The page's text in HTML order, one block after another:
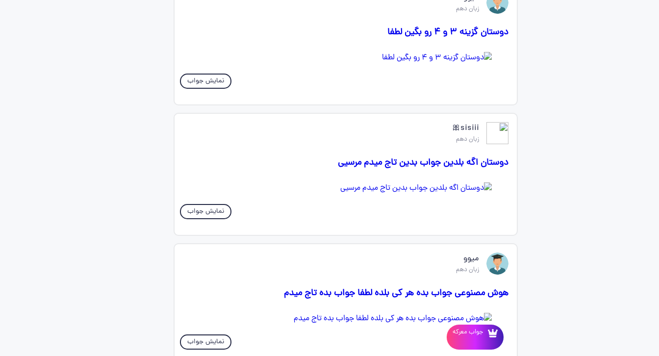
زبان دهم
دوستان گزینه ۳ و ۴ رو بگین لطفا
نمایش جواب
sisiii🎀
زبان دهم
دوستان اگه بلدین جواب بدین تاج میدم مرسیی
نمایش جواب
میوو
زبان دهم
هوش مصنوعی جواب بده هر کی بلده لطفا جواب بده تاج میدم
جواب معرکه
نمایش جواب